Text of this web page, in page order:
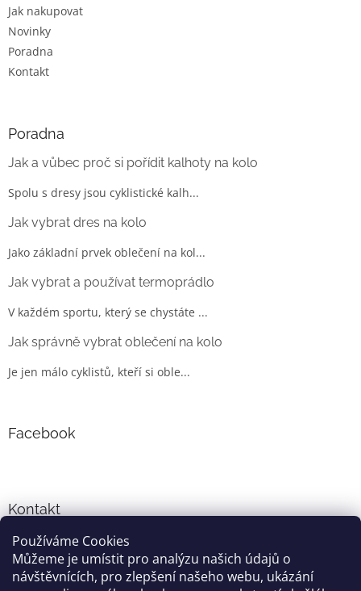
Používáme Cookies
Můžeme je umístit pro analýzu našich údajů o
návštěvnících, pro zlepšení našeho webu, ukázání
Jak nakupovat
Novinky
Poradna
Kontakt
Poradna
Jak a vůbec proč si pořídit kalhoty na kolo
Spolu s dresy jsou cyklistické kalh...
Jak vybrat dres na kolo
Jako základní prvek oblečení na kol...
Jak vybrat a používat termoprádlo
V každém sportu, který se chystáte ...
Jak správně vybrat oblečení na kolo
Je jen málo cyklistů, kteří si oble...
Facebook
Kontakt
info@cyklo-obleceni.cz
+420777081700